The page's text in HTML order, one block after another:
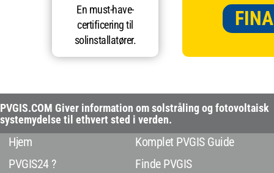
En must-have-
certificering til
solinstallatører.
PVGIS.COM Giver information om solstråling og fotovoltaisk
systemydelse til ethvert sted i verden.
Hjem
PVGIS24 ?
Komplet PVGIS Guide
Finde PVGIS